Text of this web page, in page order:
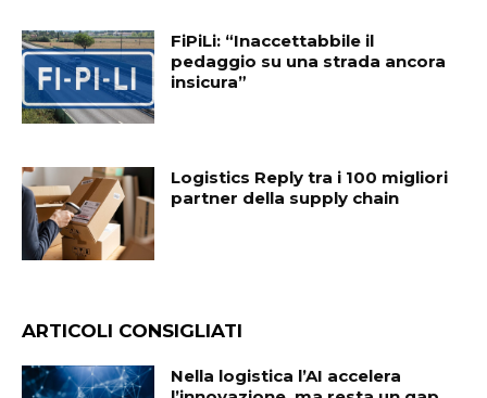
FiPiLi: “Inaccettabbile il
pedaggio su una strada ancora
insicura”
Logistics Reply tra i 100 migliori
partner della supply chain
ARTICOLI CONSIGLIATI
Nella logistica l’AI accelera